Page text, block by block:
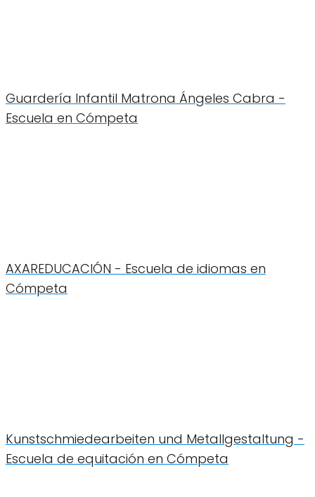
Guardería Infantil Matrona Ángeles Cabra -
Escuela en Cómpeta
AXAREDUCACIÓN - Escuela de idiomas en
Cómpeta
Kunstschmiedearbeiten und Metallgestaltung -
Escuela de equitación en Cómpeta